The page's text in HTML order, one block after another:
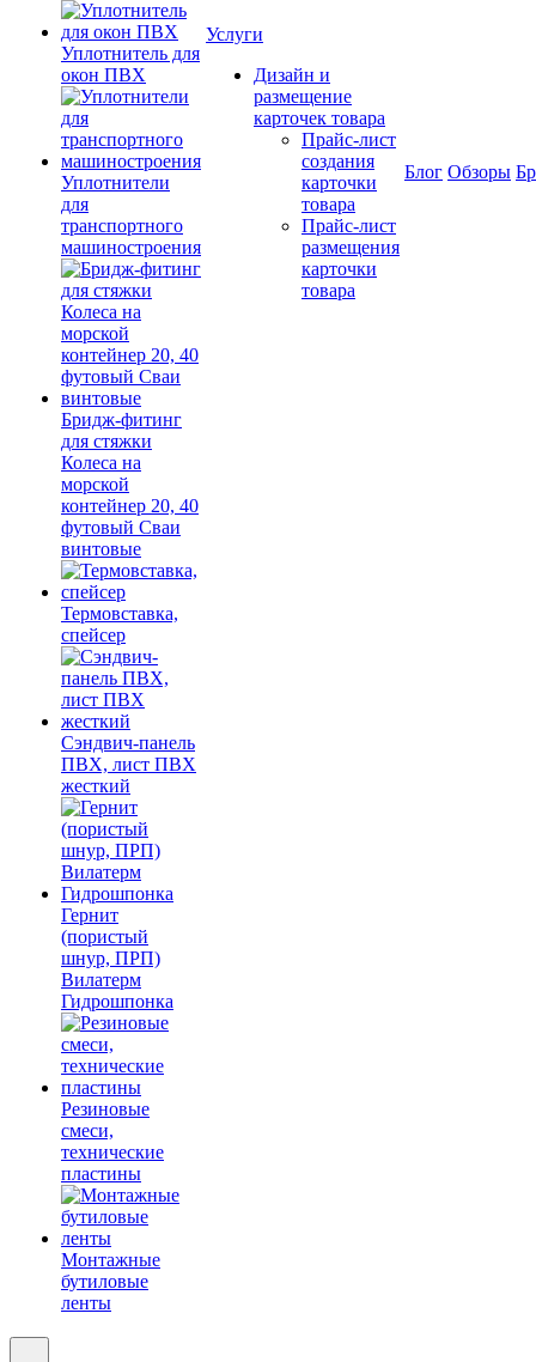
Уплотнитель для
окон ПВХ
Уплотнители
для
транспортного
машиностроения
Бридж-фитинг
для стяжки
Колеса на
морской
контейнер 20, 40
футовый Сваи
винтовые
Термовставка,
спейсер
Сэндвич-панель
ПВХ, лист ПВХ
жесткий
Гернит
(пористый
шнур, ПРП)
Вилатерм
Гидрошпонка
Резиновые
смеси,
технические
пластины
Монтажные
бутиловые
ленты
Услуги
Дизайн и
размещение
карточек товара
Прайс-лист
создания
карточки
товара
Прайс-лист
размещения
карточки
товара
Блог Обзоры